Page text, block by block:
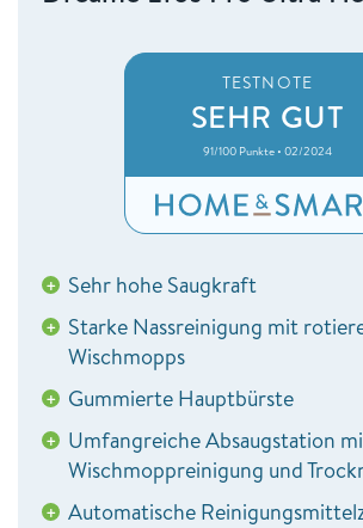
TESTNOTE
SEHR GUT
91/100 Punkte • 02/2024
+ Sehr hohe Saugkraft
+ Starke Nassreinigung mit
Wischmopps
+ Gummierte Hauptbürste
+ Umfangreiche Absaugstation
Wischmoppreinigung und
+ Automatische